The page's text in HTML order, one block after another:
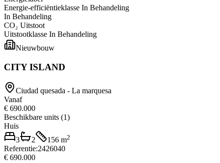
Energie-efficiëntieklasse In Behandeling
In Behandeling
CO₂ Uitstoot
Uitstootklasse In Behandeling
Nieuwbouw
CITY ISLAND
Ciudad quesada - La marquesa
Vanaf
€ 690.000
Beschikbare units (1)
Huis
3
2 156 m2
Referentie:2426040
€ 690.000